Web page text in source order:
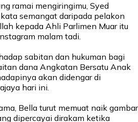
ramai mengiringimu, Syed
semangat daripada pelakon
kepada Ahli Parlimen Muar itu
malam tadi.
sabitan dan hukuman bagi
dana Angkatan Bersatu Anak
akan didengar di
hari ini.
Bella turut memuat naik gambar
dipercayai dirakam ketika